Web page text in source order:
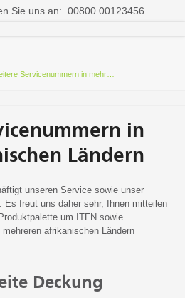
Sie uns an: 00800 00123456
Servicenummern in mehr…
in
Ländern
unseren Service sowie unser
Es freut uns daher sehr, Ihnen mitteilen
um ITFN sowie
afrikanischen Ländern
Deckung